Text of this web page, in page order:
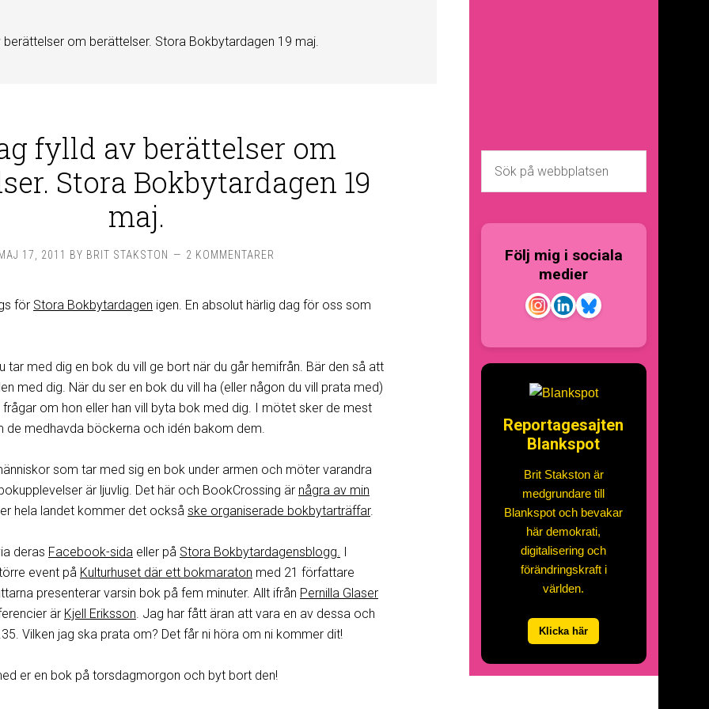
berättelser om berättelser. Stora Bokbytardagen 19 maj.
fylld av berättelser om
Stora Bokbytardagen 19
maj.
17, 2011 BY BRIT STAKSTON 2 KOMMENTARER
för Stora Bokbytardagen igen. En absolut härlig dag för oss som
tar med dig en bok du vill ge bort när du går hemifrån. Bär den så att
med dig. När du ser en bok du vill ha (eller någon du vill prata med)
om hon eller han vill byta bok med dig. I mötet sker de mest
de medhavda böckerna och idén bakom dem.
som tar med sig en bok under armen och möter varandra
är ljuvlig. Det här och BookCrossing är några av min
hela landet kommer det också ske organiserade bokbytarträffar.
deras Facebook-sida eller på Stora Bokbytardagensblogg. I
event på Kulturhuset där ett bokmaraton med 21 författare
presenterar varsin bok på fem minuter. Allt ifrån Pernilla Glaser
är Kjell Eriksson. Jag har fått äran att vara en av dessa och
Vilken jag ska prata om? Det får ni höra om ni kommer dit!
er en bok på torsdagmorgon och byt bort den!
Följ mig i sociala
medier
Reportagesajten
Blankspot
Brit Stakston är
medgrundare till
Blankspot och bevakar
här demokrati,
digitalisering och
förändringskraft i
världen.
Klicka här